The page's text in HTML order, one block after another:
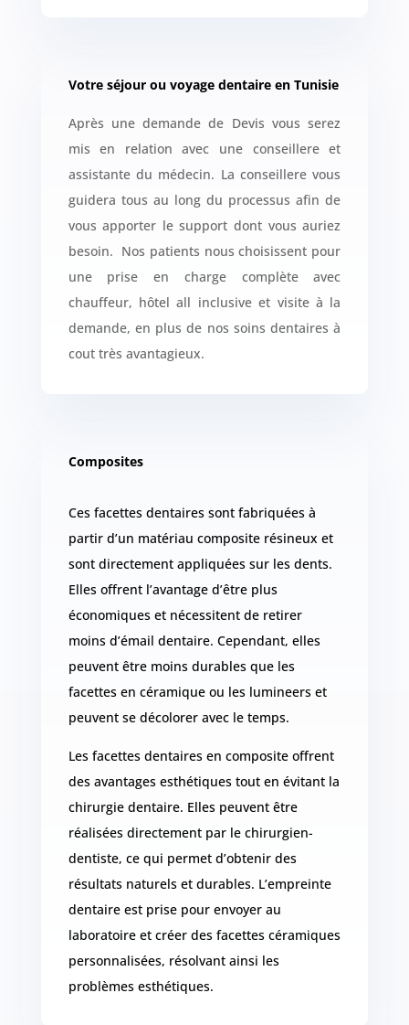
Votre séjour ou voyage dentaire en Tunisie
Après une demande de Devis vous serez
mis en relation avec une conseillere et
assistante du médecin. La conseillere vous
guidera tous au long du processus afin de
vous apporter le support dont vous auriez
besoin. Nos patients nous choisissent pour
une prise en charge complète avec
chauffeur, hôtel all inclusive et visite à la
demande, en plus de nos soins dentaires à
cout très avantagieux.
Composites
Ces facettes dentaires sont fabriquées à
partir d’un matériau composite résineux et
sont directement appliquées sur les dents.
Elles offrent l’avantage d’être plus
économiques et nécessitent de retirer
moins d’émail dentaire. Cependant, elles
peuvent être moins durables que les
facettes en céramique ou les lumineers et
peuvent se décolorer avec le temps.
Les facettes dentaires en composite offrent
des avantages esthétiques tout en évitant la
chirurgie dentaire. Elles peuvent être
réalisées directement par le chirurgien-
dentiste, ce qui permet d’obtenir des
résultats naturels et durables. L’empreinte
dentaire est prise pour envoyer au
laboratoire et créer des facettes céramiques
personnalisées, résolvant ainsi les
problèmes esthétiques.